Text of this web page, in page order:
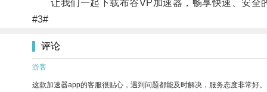
让我们一起下载布谷VP加速器，畅享快速、安全的
#3#
评论
游客
这款加速器app的客服很贴心，遇到问题都能及时解决，服务态度非常好。